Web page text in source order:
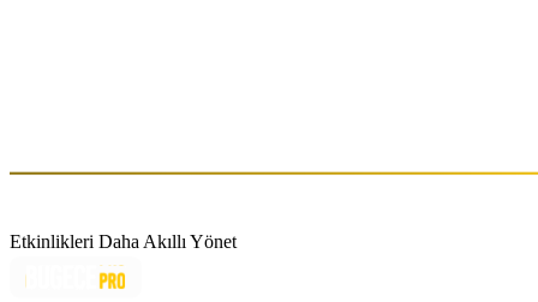
Etkinlikleri Daha Akıllı Yönet